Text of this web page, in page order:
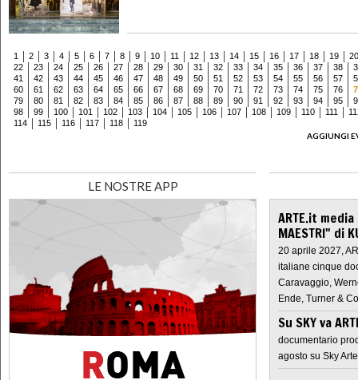
1 2 3 4 5 6 7 8 9 10 11 12 13 14 15 16 17 18 19
20
22
23 24 25 26 27 28 29 30 31 32 33 34 35 36 37 38
41
42 43 44 45 46 47 48 49 50 51 52 53 54 55 56 57
60
61 62 63 64 65 66 67 68 69 70 71 72 73 74 75 76
79
80 81 82 83 84 85 86 87 88 89 90 91 92 93 94 95
98
99 100 101 102 103 104 105 106 107 108 109 110 111
114
115 116 117 118
119
AGGIUNGI
LE NOSTRE APP
ARTE.it
MAESTRI" di
20 aprile 2027,
italiane cinque
Caravaggio,
Ende, Turner &
Su SKY va
documentario
agosto su Sky Arte